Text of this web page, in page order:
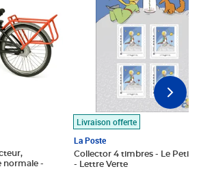
Livraison offerte
La Poste
Collector 4 timbres - Le Petit
- Lettre Verte